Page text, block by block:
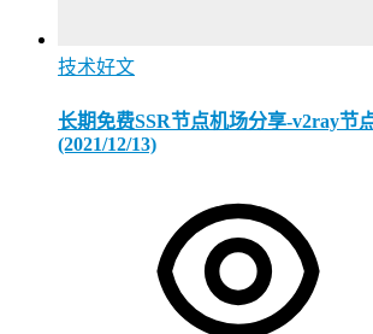
技术好文
长期免费SSR节点机场分享-v2ray节
(2021/12/13)